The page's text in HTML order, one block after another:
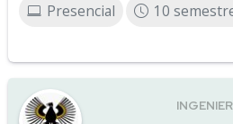
Presencial 10